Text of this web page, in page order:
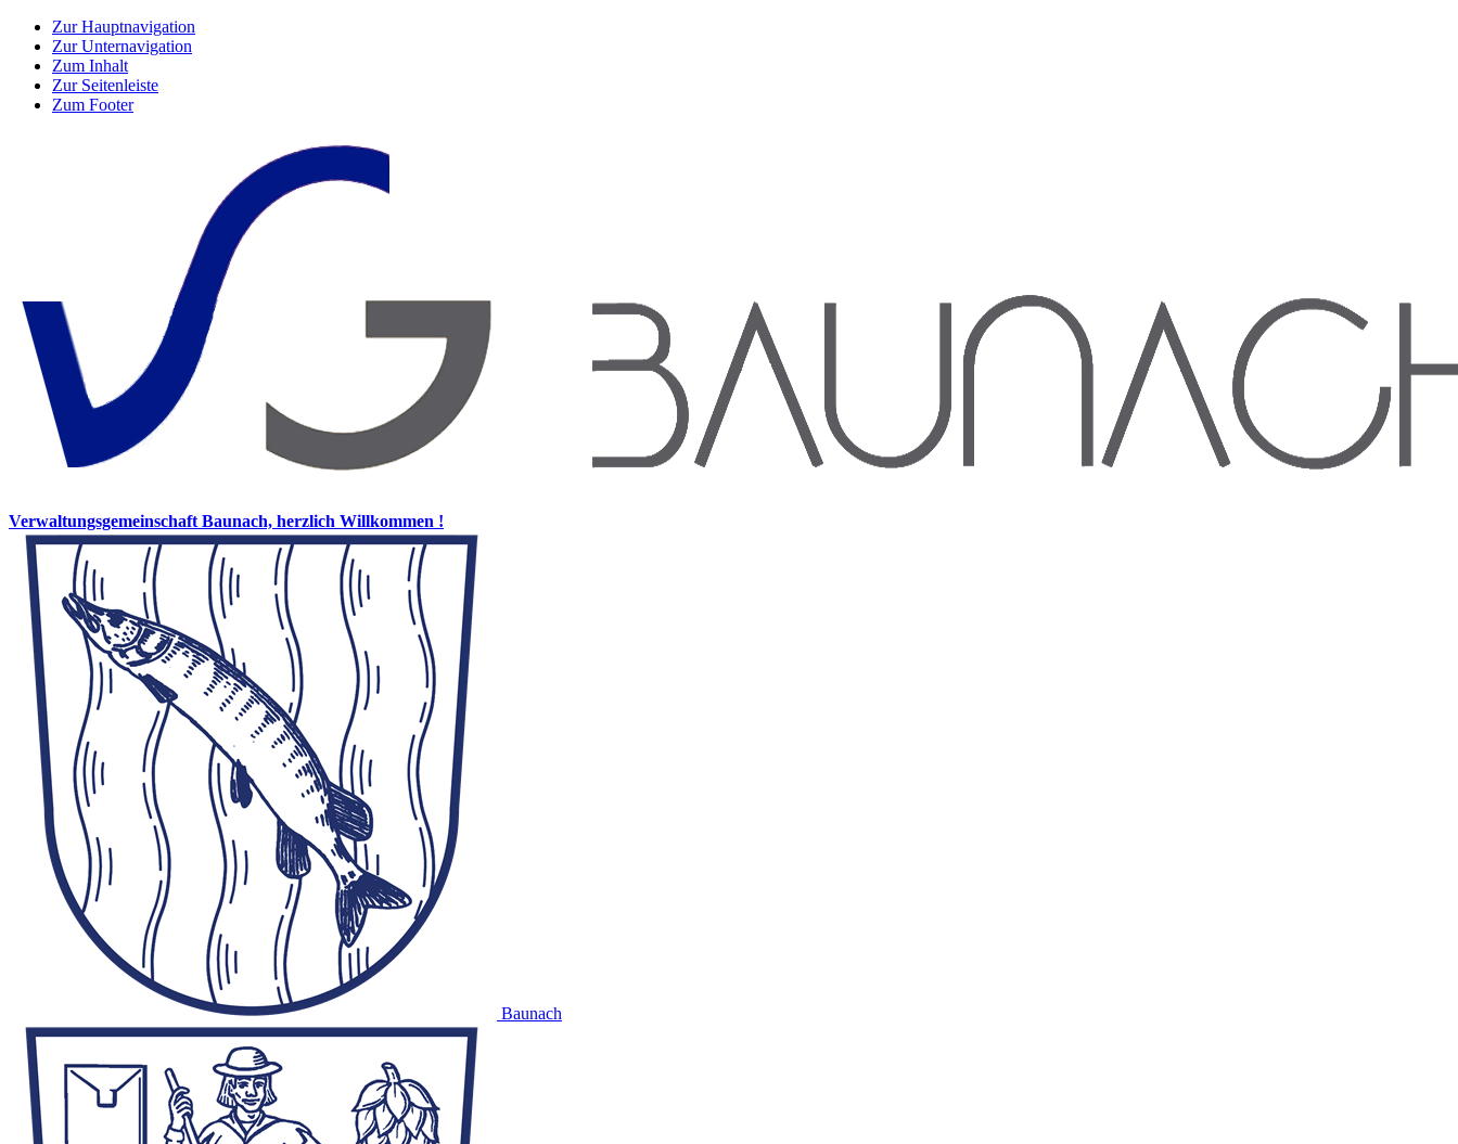
Zur Hauptnavigation
Zur Unternavigation
Zum Inhalt
Zur Seitenleiste
Zum Footer
Verwaltungsgemeinschaft Baunach, herzlich Willkommen !
Baunach